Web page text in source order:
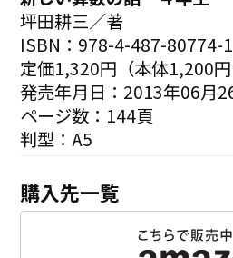
坪田耕三／著
ISBN：978-4-487-80774-1
定価1,320円（本体1,200円
発売年月日：2013年06月
ページ数：144頁
判型：A5
購入先一覧